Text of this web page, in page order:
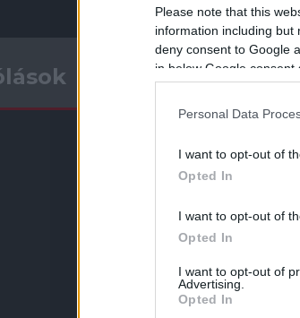
Please note that this
information including but
deny consent to Google
in below Google consent
Personal Data
I want to opt-out of
Opted In
I want to opt-out of
Opted In
I want to opt-out of
Advertising.
Opted In